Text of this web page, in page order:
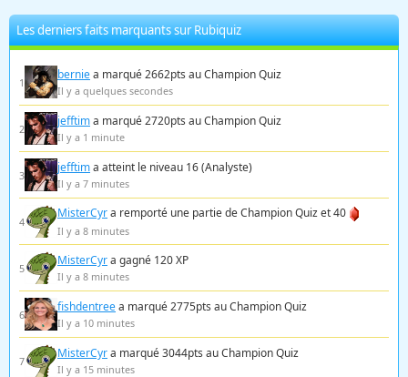
Les derniers faits marquants sur Rubiquiz
1 berniea marqué 2662pts au Champion Quiz
Il y a quelques secondes
2 jefftima marqué 2720pts au Champion Quiz
Il y a 1 minute
3 jefftima atteint le niveau 16 (Analyste)
Il y a 7 minutes
4
MisterCyra remporté une partie de Champion Quiz et 40
Il y a 8 minutes
5 MisterCyra gagné 120 XP
Il y a 8 minutes
6 fishdentreea marqué 2775pts au Champion Quiz
Il y a 10 minutes
7 MisterCyra marqué 3044pts au Champion Quiz
Il y a 15 minutes